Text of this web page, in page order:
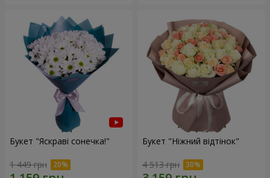
Букет "Яскраві сонечка!"
1 449 грн
Букет "Ніжний відтінок"
4 513 грн